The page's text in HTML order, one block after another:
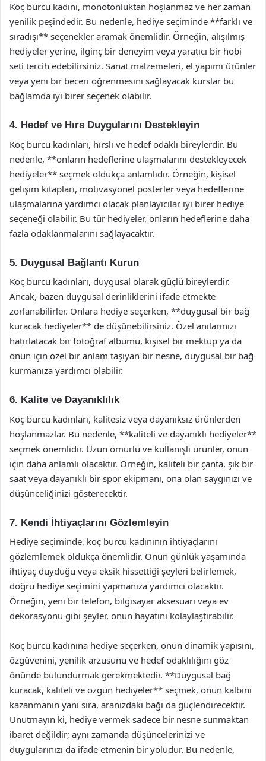
Koç burcu kadını, monotonluktan hoşlanmaz ve her zaman
yenilik peşindedir. Bu nedenle, hediye seçiminde **farklı ve
sıradışı** seçenekler aramak önemlidir. Örneğin, alışılmış
hediyeler yerine, ilginç bir deneyim veya yaratıcı bir hobi
seti tercih edebilirsiniz. Sanat malzemeleri, el yapımı ürünler
veya yeni bir beceri öğrenmesini sağlayacak kurslar bu
bağlamda iyi birer seçenek olabilir.
4. Hedef ve Hırs Duygularını Destekleyin
Koç burcu kadınları, hırslı ve hedef odaklı bireylerdir. Bu
nedenle, **onların hedeflerine ulaşmalarını destekleyecek
hediyeler** seçmek oldukça anlamlıdır. Örneğin, kişisel
gelişim kitapları, motivasyonel posterler veya hedeflerine
ulaşmalarına yardımcı olacak planlayıcılar iyi birer hediye
seçeneği olabilir. Bu tür hediyeler, onların hedeflerine daha
fazla odaklanmalarını sağlayacaktır.
5. Duygusal Bağlantı Kurun
Koç burcu kadınları, duygusal olarak güçlü bireylerdir.
Ancak, bazen duygusal derinliklerini ifade etmekte
zorlanabilirler. Onlara hediye seçerken, **duygusal bir bağ
kuracak hediyeler** de düşünebilirsiniz. Özel anılarınızı
hatırlatacak bir fotoğraf albümü, kişisel bir mektup ya da
onun için özel bir anlam taşıyan bir nesne, duygusal bir bağ
kurmanıza yardımcı olabilir.
6. Kalite ve Dayanıklılık
Koç burcu kadınları, kalitesiz veya dayanıksız ürünlerden
hoşlanmazlar. Bu nedenle, **kaliteli ve dayanıklı hediyeler**
seçmek önemlidir. Uzun ömürlü ve kullanışlı ürünler, onun
için daha anlamlı olacaktır. Örneğin, kaliteli bir çanta, şık bir
saat veya dayanıklı bir spor ekipmanı, ona olan saygınızı ve
düşünceliğinizi gösterecektir.
7. Kendi İhtiyaçlarını Gözlemleyin
Hediye seçiminde, koç burcu kadınının ihtiyaçlarını
gözlemlemek oldukça önemlidir. Onun günlük yaşamında
ihtiyaç duyduğu veya eksik hissettiği şeyleri belirlemek,
doğru hediye seçimini yapmanıza yardımcı olacaktır.
Örneğin, yeni bir telefon, bilgisayar aksesuarı veya ev
dekorasyonu gibi şeyler, onun hayatını kolaylaştırabilir.
Koç burcu kadınına hediye seçerken, onun dinamik yapısını,
özgüvenini, yenilik arzusunu ve hedef odaklılığını göz
önünde bulundurmak gerekmektedir. **Duygusal bağ
kuracak, kaliteli ve özgün hediyeler** seçmek, onun kalbini
kazanmanın yanı sıra, aranızdaki bağı da güçlendirecektir.
Unutmayın ki, hediye vermek sadece bir nesne sunmaktan
ibaret değildir; aynı zamanda düşüncelerinizi ve
duygularınızı da ifade etmenin bir yoludur. Bu nedenle,